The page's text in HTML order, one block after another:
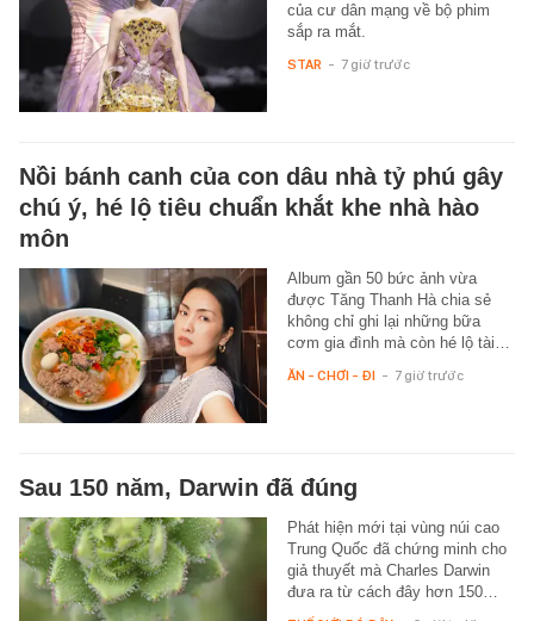
của cư dân mạng về bộ phim
sắp ra mắt.
STAR - 7 giờ trước
Nồi bánh canh của con dâu nhà tỷ phú gây
chú ý, hé lộ tiêu chuẩn khắt khe nhà hào
môn
Album gần 50 bức ảnh vừa
được Tăng Thanh Hà chia sẻ
không chỉ ghi lại những bữa
cơm gia đình mà còn hé lộ tài…
ĂN - CHƠI - ĐI - 7 giờ trước
Sau 150 năm, Darwin đã đúng
Phát hiện mới tại vùng núi cao
Trung Quốc đã chứng minh cho
giả thuyết mà Charles Darwin
đưa ra từ cách đây hơn 150…